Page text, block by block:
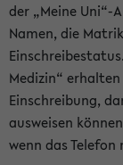
der „Meine Uni“-
Namen, die
Medizin“
Einschreibung,
ausweisen
wenn das